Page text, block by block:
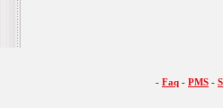
- Faq - PMS -